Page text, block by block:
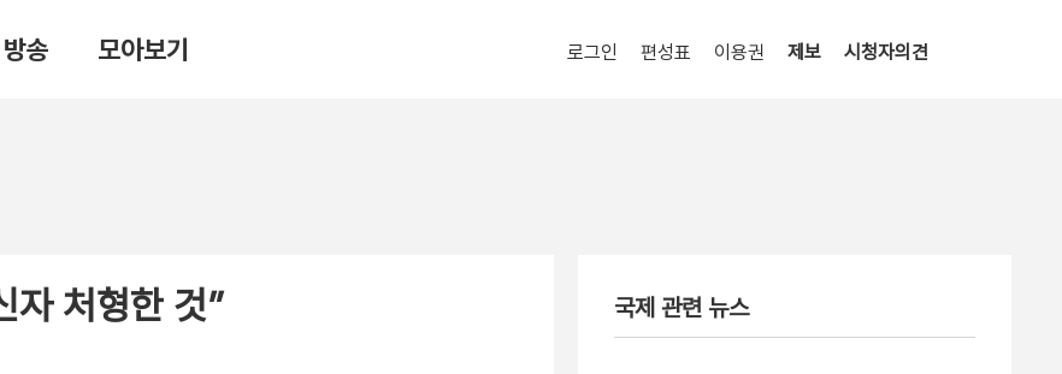
방송 모아보기 로그인 편성표 이용권 제보 시청자의견
자 처형한 것” 국제 관련 뉴스